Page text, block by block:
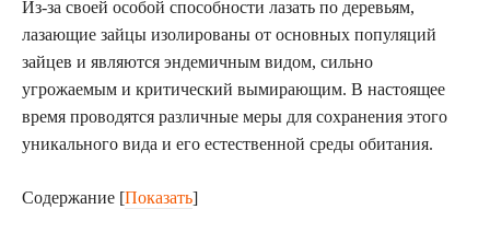
Из-за своей особой способности лазать по деревьям,
лазающие зайцы изолированы от основных популяций
зайцев и являются эндемичным видом, сильно
угрожаемым и критический вымирающим. В настоящее
время проводятся различные меры для сохранения этого
уникального вида и его естественной среды обитания.
Содержание [Показать]